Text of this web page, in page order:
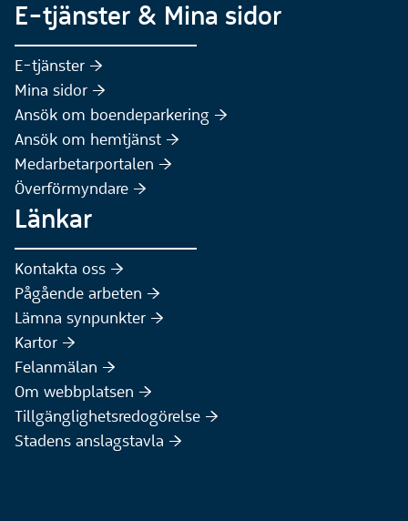
E-tjänster & Mina sidor
E-tjänster :höger:
Mina sidor :höger:
Ansök om boendeparkering :höger:
Ansök om hemtjänst :höger:
Medarbetarportalen :höger:
Överförmyndare :höger:
Länkar
Kontakta oss :höger:
Pågående arbeten :höger:
Lämna synpunkter :höger:
Kartor :höger:
Felanmälan :höger:
Om webbplatsen :höger:
Tillgänglighetsredogörelse :höger:
Stadens anslagstavla :höger: